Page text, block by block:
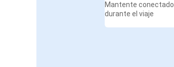
Mantente conectado
durante el viaje